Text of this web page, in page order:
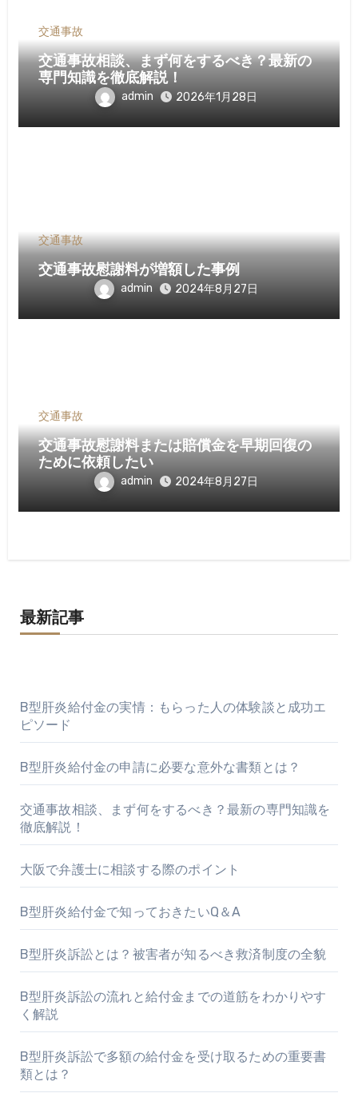
交通事故
交通事故相談、まず何をするべき？最新の
専門知識を徹底解説！
admin 2026年1月28日
交通事故
交通事故慰謝料が増額した事例
admin 2024年8月27日
交通事故
交通事故慰謝料または賠償金を早期回復の
ために依頼したい
admin 2024年8月27日
最新記事
B型肝炎給付金の実情：もらった人の体験談と成功エ
ピソード
B型肝炎給付金の申請に必要な意外な書類とは？
交通事故相談、まず何をするべき？最新の専門知識を
徹底解説！
大阪で弁護士に相談する際のポイント
B型肝炎給付金で知っておきたいQ＆A
B型肝炎訴訟とは？被害者が知るべき救済制度の全貌
B型肝炎訴訟の流れと給付金までの道筋をわかりやす
く解説
B型肝炎訴訟で多額の給付金を受け取るための重要書
類とは？